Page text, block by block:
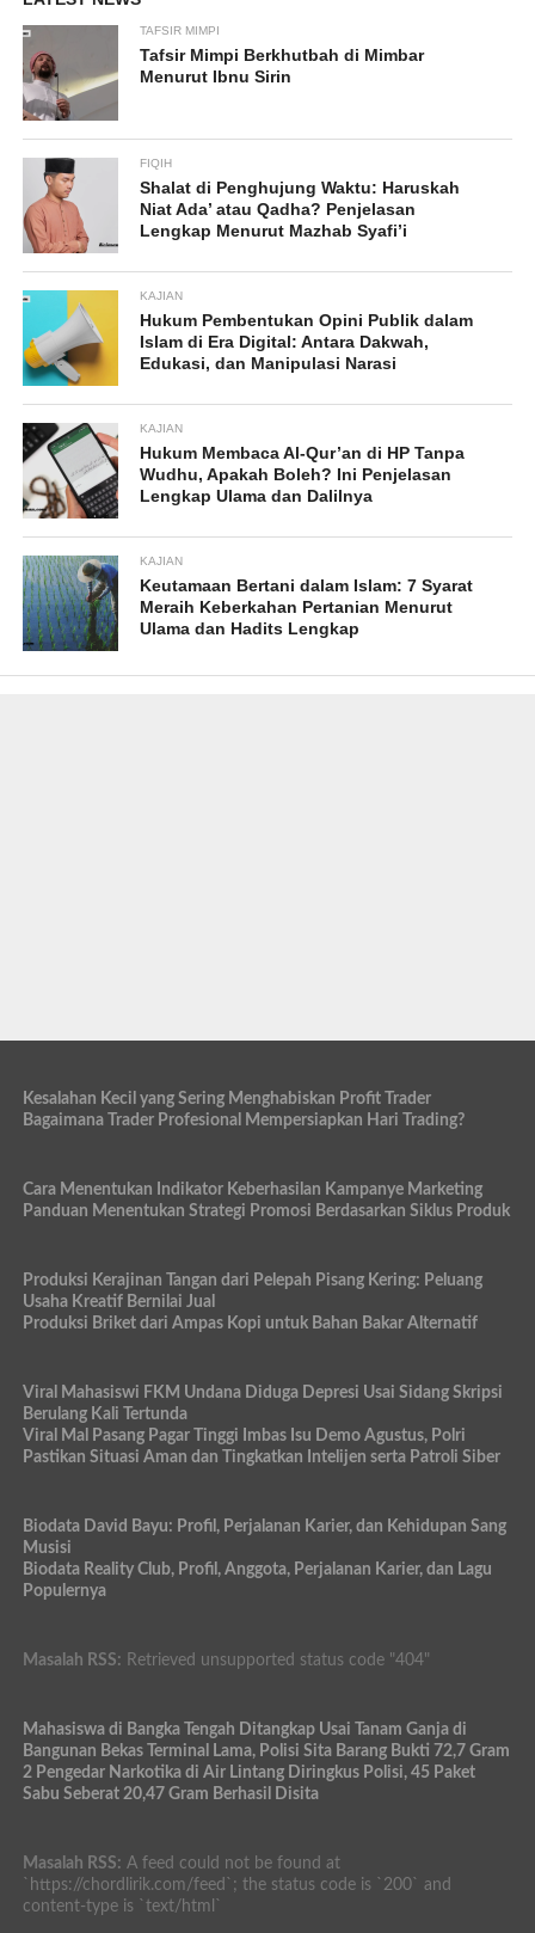
TAFSIR MIMPI
Tafsir Mimpi Berkhutbah di Mimbar
Menurut Ibnu Sirin
FIQIH
Shalat di Penghujung Waktu: Haruskah
Niat Ada’ atau Qadha? Penjelasan
Lengkap Menurut Mazhab Syafi’i
KAJIAN
Hukum Pembentukan Opini Publik dalam
Islam di Era Digital: Antara Dakwah,
Edukasi, dan Manipulasi Narasi
KAJIAN
Hukum Membaca Al-Qur’an di HP Tanpa
Wudhu, Apakah Boleh? Ini Penjelasan
Lengkap Ulama dan Dalilnya
KAJIAN
Keutamaan Bertani dalam Islam: 7 Syarat
Meraih Keberkahan Pertanian Menurut
Ulama dan Hadits Lengkap
Kesalahan Kecil yang Sering Menghabiskan Profit Trader
Bagaimana Trader Profesional Mempersiapkan Hari Trading?
Cara Menentukan Indikator Keberhasilan Kampanye Marketing
Panduan Menentukan Strategi Promosi Berdasarkan Siklus Produk
Produksi Kerajinan Tangan dari Pelepah Pisang Kering: Peluang
Usaha Kreatif Bernilai Jual
Produksi Briket dari Ampas Kopi untuk Bahan Bakar Alternatif
Viral Mahasiswi FKM Undana Diduga Depresi Usai Sidang Skripsi
Berulang Kali Tertunda
Viral Mal Pasang Pagar Tinggi Imbas Isu Demo Agustus, Polri
Pastikan Situasi Aman dan Tingkatkan Intelijen serta Patroli Siber
Biodata David Bayu: Profil, Perjalanan Karier, dan Kehidupan Sang
Musisi
Biodata Reality Club, Profil, Anggota, Perjalanan Karier, dan Lagu
Populernya
Masalah RSS: Retrieved unsupported status code "404"
Mahasiswa di Bangka Tengah Ditangkap Usai Tanam Ganja di
Bangunan Bekas Terminal Lama, Polisi Sita Barang Bukti 72,7 Gram
2 Pengedar Narkotika di Air Lintang Diringkus Polisi, 45 Paket
Sabu Seberat 20,47 Gram Berhasil Disita
Masalah RSS: A feed could not be found at
`https://chordlirik.com/feed`; the status code is `200` and
content-type is `text/html`